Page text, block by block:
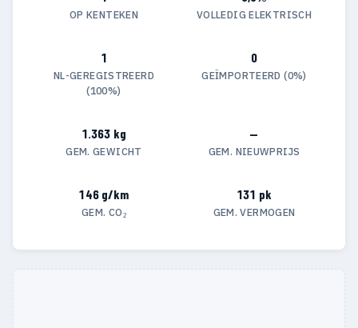
OP KENTEKEN VOLLEDIG ELEKTRISCH
1
NL-GEREGISTREERD
(100%)
0
GEÏMPORTEERD (0%)
1.363 kg
GEM. GEWICHT
—
GEM. NIEUWPRIJS
146 g/km
GEM. CO₂
131 pk
GEM. VERMOGEN